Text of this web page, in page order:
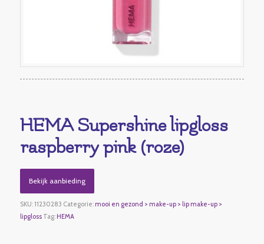
HEMA Supershine lipgloss
raspberry pink (roze)
Bekijk aanbieding
SKU:11230283 Categorie: mooi en gezond > make-up > lip make-up >
lipgloss Tag: HEMA